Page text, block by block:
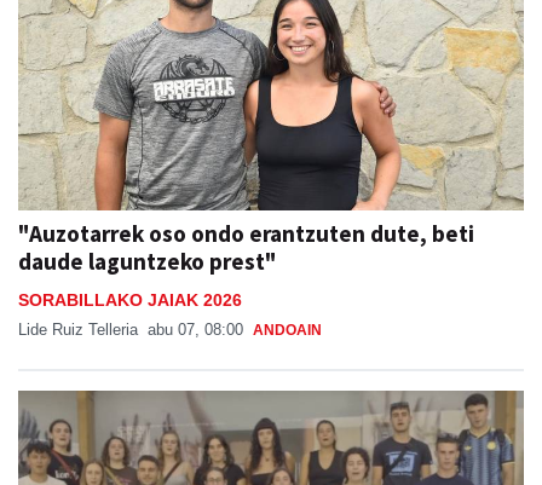
"Auzotarrek oso ondo erantzuten dute, beti
daude laguntzeko prest"
SORABILLAKO JAIAK 2026
Lide Ruiz Telleria abu 07, 08:00 ANDOAIN